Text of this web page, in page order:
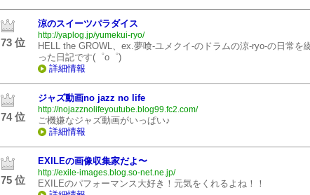
73 位
涼のスイーツパラダイス
http://yaplog.jp/yumekui-ryo/
HELL the GROWL、ex.夢喰-ユメクイ-のドラムの涼-ryo-の日常を
った日記です(゜o゜)
詳細情報
74 位
ジャズ動画no jazz no life
http://nojazznolifeyoutube.blog99.fc2.com/
ご機嫌なジャズ動画がいっぱい♪
詳細情報
75 位
EXILEの画像収集家だよ〜
http://exile-images.blog.so-net.ne.jp/
EXILEのパフォーマンス大好き！元気をくれるよね！！